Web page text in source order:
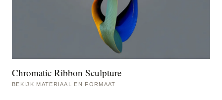
Chromatic Ribbon Sculpture
BEKIJK MATERIAAL EN FORMAAT